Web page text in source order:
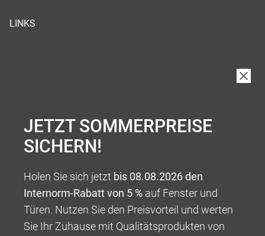
LINKS
JETZT SOMMERPREISE
SICHERN!
Holen Sie sich jetzt bis 08.08.2026 den
Internorm-Rabatt von 5 % auf Fenster und
Türen. Nutzen Sie den Preisvorteil und werten
Sie Ihr Zuhause mit Qualitätsprodukten von